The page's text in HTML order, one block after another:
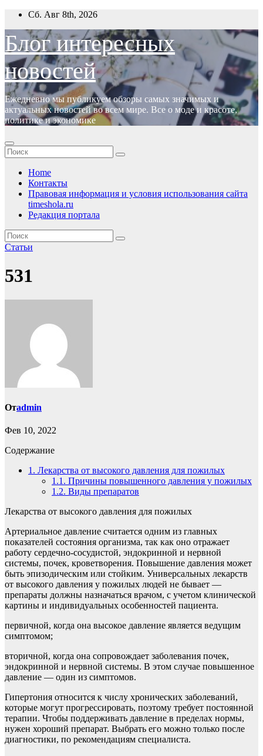
Перейти
содержимому
Сб. Авг 8th, 2026
Блог интересных
новостей
Ежедневно мы публикуем обзоры самых значимых и
актуальных новостей во всем мире. Все о моде и красоте,
политике и экономике
Home
Контакты
Правовая информация и условия использования сайта
timeshola.ru
Редакция портала
Статьи
531
Отadmin
Фев 10, 2022
Содержание
1. Лекарства от высокого давления для пожилых
1.1. Причины повышенного давления у пожилых
1.2. Виды препаратов
Лекарства от высокого давления для пожилых
Артериальное давление считается одним из главных
показателей состояния организма, так как оно отражает
работу сердечно-сосудистой, эндокринной и нервной
системы, почек, кроветворения. Повышение давления может
быть эпизодическим или стойким. Универсальных лекарств
от высокого давления у пожилых людей не бывает —
препараты должны назначаться врачом, с учетом клинической
картины и индивидуальных особенностей пациента.
первичной, когда она высокое давление является ведущим
симптомом;
вторичной, когда она сопровождает заболевания почек,
эндокринной и нервной системы. В этом случае повышенное
давление — один из симптомов.
Гипертония относится к числу хронических заболеваний,
которые могут прогрессировать, поэтому требует постоянной
терапии. Чтобы поддерживать давление в пределах нормы,
нужен хороший препарат. Выбрать его можно только после
диагностики, по рекомендациям специалиста.